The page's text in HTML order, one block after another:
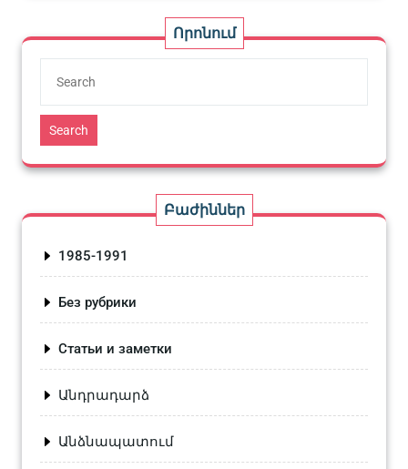
Որոնում
Search
Բաժիններ
1985-1991
Без рубрики
Статьи и заметки
Անդրադարձ
Անձնապատում